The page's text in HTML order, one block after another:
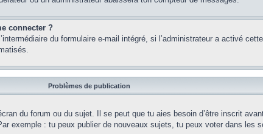
connecter ?
du formulaire e-mail intégré, si l’administrateur a activé
Problèmes de publication
du forum ou du sujet. Il se peut que tu aies besoin d’être inscrit
exemple : tu peux publier de nouveaux sujets, tu peux voter dans les